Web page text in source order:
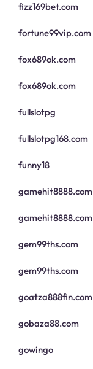
fizz169bet.com
fortune99vip.com
fox689ok.com
fox689ok.com
fullslotpg
fullslotpg168.com
funny18
gamehit8888.com
gamehit8888.com
gem99ths.com
gem99ths.com
goatza888fin.com
gobaza88.com
gowingo